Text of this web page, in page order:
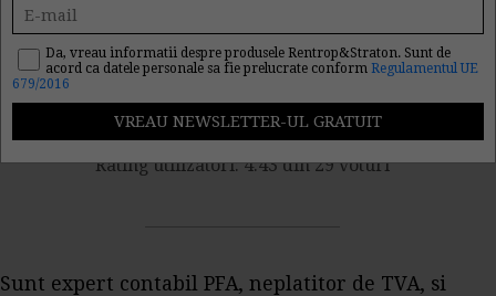
PFA. Deducere cheltuieli
cu benzina
Nr. vizualizari: 13518
Rating utilizatori: 4.43 din 29 voturi
Sunt expert contabil PFA, neplatitor de TVA, si
Da, vreau informatii despre produsele Rentrop&Straton. Sunt de
acord ca datele personale sa fie prelucrate conform Regulamentul UE
679/2016